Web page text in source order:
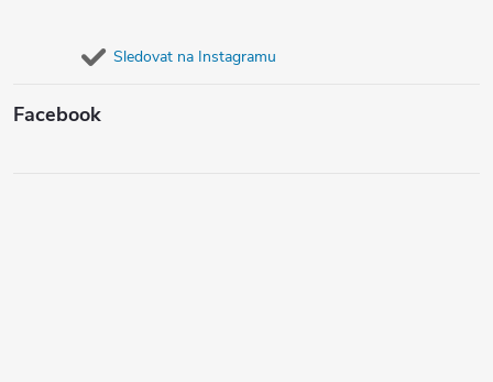
Sledovat na Instagramu
Facebook